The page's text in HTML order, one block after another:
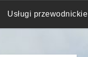
Usługi przewodnickie